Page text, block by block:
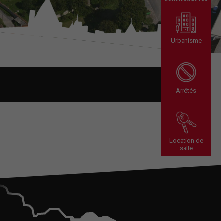
Urbanisme
Arrêtés
Location de
salle